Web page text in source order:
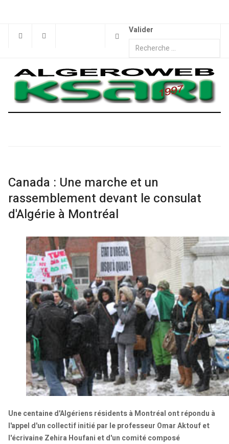
Valider
Canada : Une marche et un
rassemblement devant le consulat
d'Algérie à Montréal
Une centaine d'Algériens résidents à Montréal ont répondu à
l'appel d'un collectif initié par le professeur Omar Aktouf et
l'écrivaine Zehira Houfani et d'un comité composé